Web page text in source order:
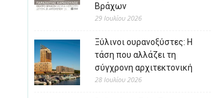
Βράχων
29 Ιουλίου 2026
Ξύλινοι ουρανοξύστες: Η
τάση που αλλάζει τη
σύγχρονη αρχιτεκτονική
28 Ιουλίου 2026